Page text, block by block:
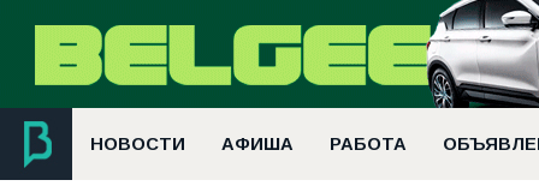
НОВОСТИ АФИША РАБОТА